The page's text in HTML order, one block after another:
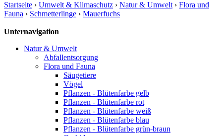
Startseite › Umwelt & Klimaschutz › Natur & Umwelt › Flora und
Fauna › Schmetterlinge › Mauerfuchs
Unternavigation
Natur & Umwelt
Abfallentsorgung
Flora und Fauna
Säugetiere
Vögel
Pflanzen - Blütenfarbe gelb
Pflanzen - Blütenfarbe rot
Pflanzen - Blütenfarbe weiß
Pflanzen - Blütenfarbe blau
Pflanzen - Blütenfarbe grün-braun